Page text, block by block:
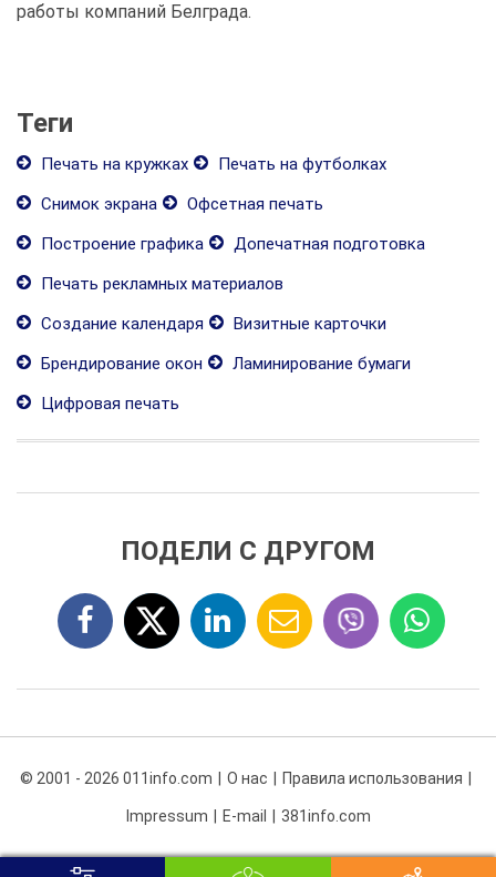
работы компаний Белграда.
Теги
Печать на кружках
Печать на футболках
Снимок экрана
Офсетная печать
Построение графика
Допечатная подготовка
Печать рекламных материалов
Создание календаря
Визитные карточки
Брендирование окон
Ламинирование бумаги
Цифровая печать
ПОДЕЛИ С ДРУГОМ
© 2001 - 2026 011info.com О нас Правила использования
Impressum E-mail 381info.com